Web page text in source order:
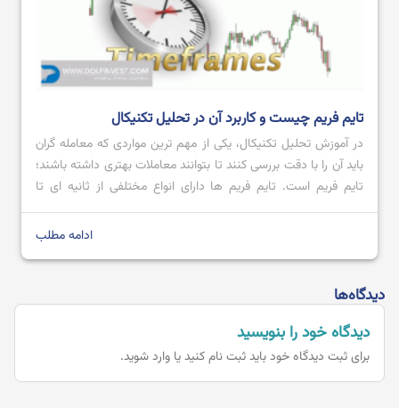
تایم فریم چیست و کاربرد آن در تحلیل تکنیکال
در آموزش تحلیل تکنیکال، یکی از مهم ترین مواردی که معامله گران
باید آن را با دقت بررسی کنند تا بتوانند معاملات بهتری داشته باشند؛
تایم فریم است. تایم فریم‌ ها دارای انواع مختلفی از ثانیه ای تا
ماهانه می باشند که هر کدام با توجه به نیاز معامله گر می تواند یک
ادامه مطلب
دیدگاه‌ها
دیدگاه خود را بنویسید
برای ثبت دیدگاه خود بایدثبت نام کنید یا وارد شوید.